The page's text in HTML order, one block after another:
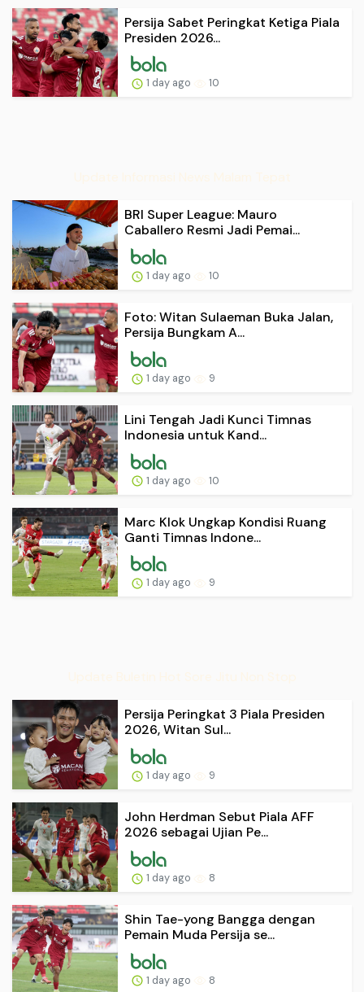
Persija Sabet Peringkat Ketiga Piala
Presiden 2026...
1 day ago 10
BRI Super League: Mauro
Caballero Resmi Jadi Pemai...
1 day ago 10
Foto: Witan Sulaeman Buka Jalan,
Persija Bungkam A...
1 day ago 9
Lini Tengah Jadi Kunci Timnas
Indonesia untuk Kand...
1 day ago 10
Marc Klok Ungkap Kondisi Ruang
Ganti Timnas Indone...
1 day ago 9
Persija Peringkat 3 Piala Presiden
2026, Witan Sul...
1 day ago 9
John Herdman Sebut Piala AFF
2026 sebagai Ujian Pe...
1 day ago 8
Shin Tae-yong Bangga dengan
Pemain Muda Persija se...
1 day ago 8